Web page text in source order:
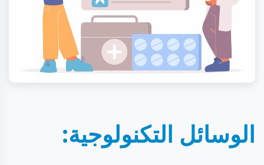
الوسائل التكنولوجية: